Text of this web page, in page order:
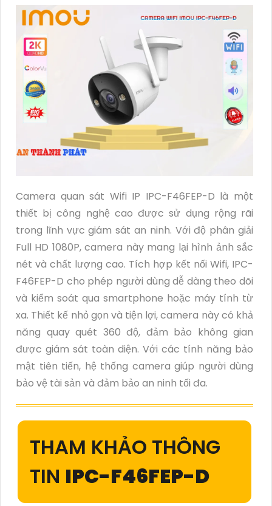
Camera quan sát Wifi IP IPC-F46FEP-D là một
thiết bị công nghệ cao được sử dụng rộng rãi
trong lĩnh vực giám sát an ninh. Với độ phân giải
Full HD 1080P, camera này mang lại hình ảnh sắc
nét và chất lượng cao. Tích hợp kết nối Wifi, IPC-
F46FEP-D cho phép người dùng dễ dàng theo dõi
và kiểm soát qua smartphone hoặc máy tính từ
xa. Thiết kế nhỏ gọn và tiện lợi, camera này có khả
năng quay quét 360 độ, đảm bảo không gian
được giám sát toàn diện. Với các tính năng bảo
mật tiên tiến, hệ thống camera giúp người dùng
bảo vệ tài sản và đảm bảo an ninh tối đa.
THAM KHẢO THÔNG
TIN IPC-F46FEP-D